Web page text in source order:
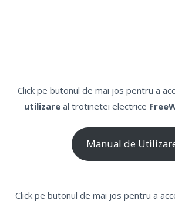
Click pe butonul de mai jos pentru a
utilizareal trotinetei electrice
Manual de
Click pe butonul de mai jos pentru a